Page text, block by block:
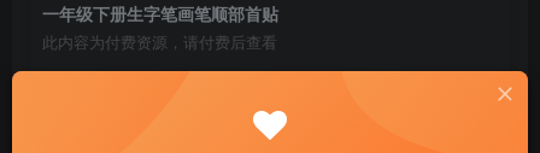
一年级下册生字笔画笔顺部首贴
此内容为付费资源，请付费后查看
9.9